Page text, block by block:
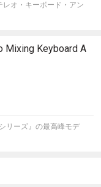
オ・キーボード・アン
Mixing Keyboard A
リーズ』の最高峰モデ